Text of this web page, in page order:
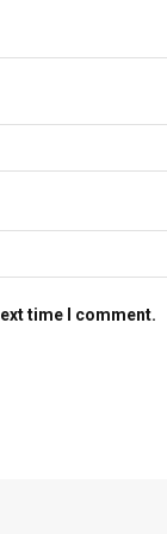
time I comment.